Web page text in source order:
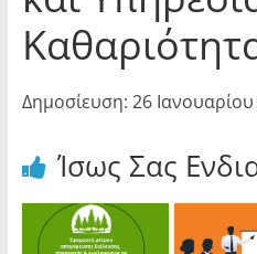
Δημοσίευση: 26
Ίσως Σας